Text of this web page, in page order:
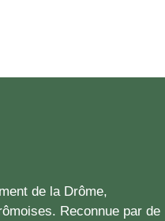
de la Drôme,
Reconnue par de